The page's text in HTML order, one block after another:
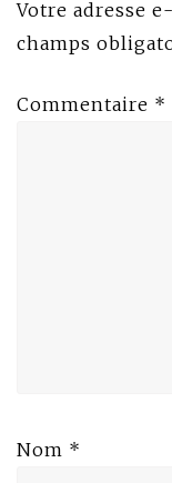
Votre adresse
champs
Commentaire *
Nom *